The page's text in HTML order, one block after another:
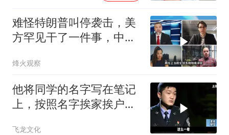
难怪特朗普叫停袭击，美
方罕见干了一件事，中方
烽火观察
他将同学的名字写在笔记
上，按照名字挨家挨户去
飞龙文化